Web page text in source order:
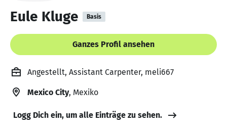
Eule Kluge Basis
Ganzes Profil ansehen
Angestellt, Assistant Carpenter, meli667
Mexico City, Mexiko
Logg Dich ein, um alle Einträge zu sehen.